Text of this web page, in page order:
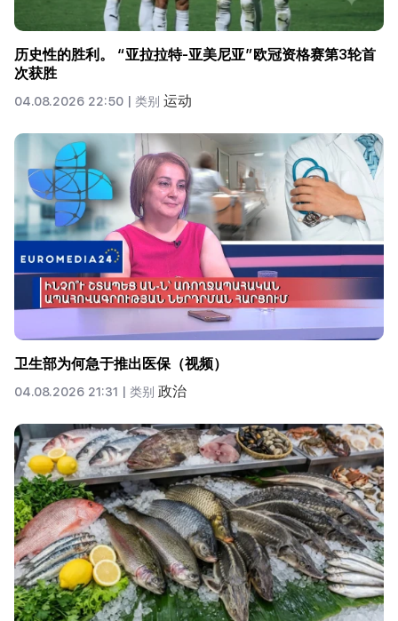
历史性的胜利。 “亚拉拉特-亚美尼亚”欧冠资格赛第3轮首
次获胜
04.08.2026 22:50 | 类别 运动
卫生部为何急于推出医保（视频）
04.08.2026 21:31 | 类别 政治